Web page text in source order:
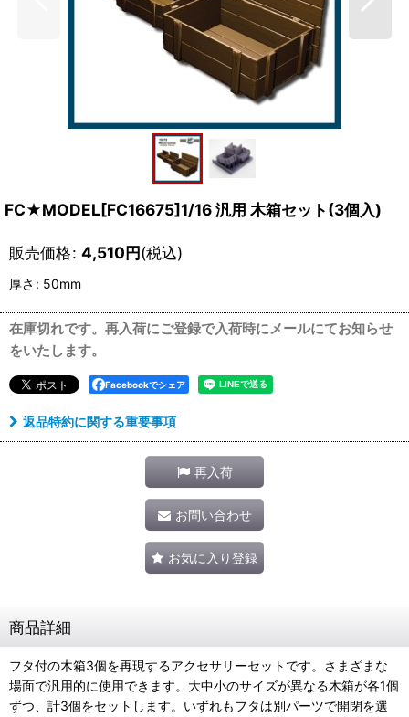
FC★MODEL[FC16675]1/16 汎用 木箱セット(3個入)
販売価格: 4,510円(税込)
厚さ : 50mm
在庫切れです。再入荷にご登録で入荷時にメールにてお知らせ
をいたします。
Facebookでシェア
返品特約に関する重要事項
再入荷
お問い合わせ
お気に入り登録
商品詳細
フタ付の木箱3個を再現するアクセサリーセットです。さまざまな
場面で汎用的に使用できます。大中小のサイズが異なる木箱が各1個
ずつ、計3個をセットします。いずれもフタは別パーツで開閉を選